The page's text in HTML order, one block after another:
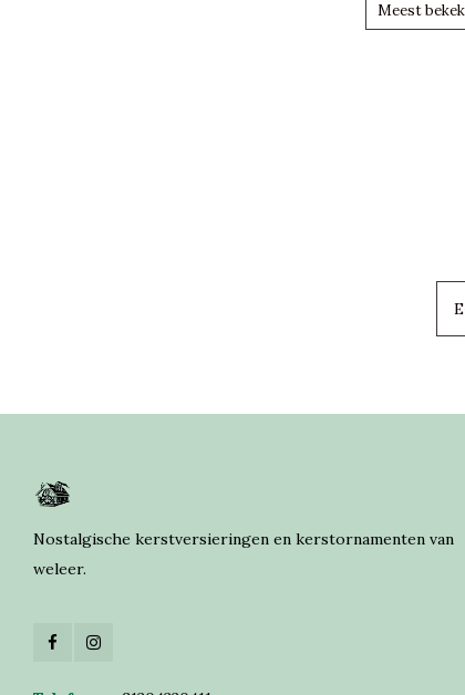
Meest
Nostalgische kerstversieringen en kerstornamenten van
weleer.